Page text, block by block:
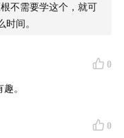
不需要学这个，就可
间。
0
。
0